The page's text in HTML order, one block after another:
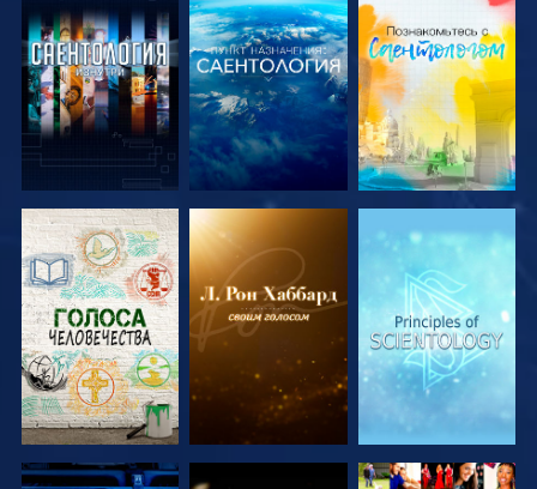
СМОТРЕТЬ
ПЕРЕДАЧИ
СМОТРЕТЬ
ПЕРЕДАЧИ
СМОТРЕТЬ
ПЕРЕДАЧИ